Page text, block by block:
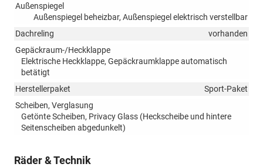
Außenspiegel
Außenspiegel beheizbar, Außenspiegel elektrisch verstellbar
Dachreling
vorhanden
Gepäckraum-/Heckklappe
Elektrische Heckklappe, Gepäckraumklappe automatisch
betätigt
Herstellerpaket
Sport-Paket
Scheiben, Verglasung
Getönte Scheiben, Privacy Glass (Heckscheibe und hintere
Seitenscheiben abgedunkelt)
Räder & Technik